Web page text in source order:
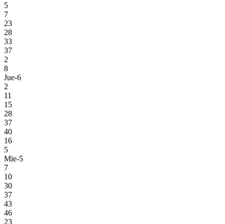
5
7
23
28
33
37
2
8
Jue-6
2
11
15
28
37
40
16
5
Mie-5
7
10
30
37
43
46
23